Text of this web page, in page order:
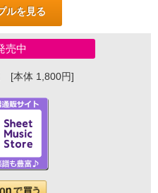
ルを見る
売中
[本体 1,800円]